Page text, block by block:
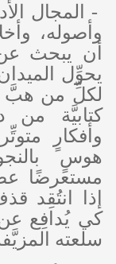
- المجال
وأصوله،
أن يبحث
يحوِّل
لكلِّ من هبَّ
كتابيَّة من
وأفكارٍ
هوسٍ
مستعرضًا
إذا انتُقِد
كي يُدافِع عن
سلعته